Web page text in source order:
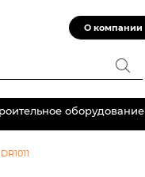
О компании
оборудование